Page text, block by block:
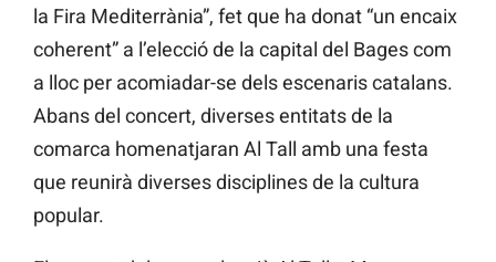
la Fira Mediterrània”, fet que ha donat “un encaix
coherent” a l’elecció de la capital del Bages com
a lloc per acomiadar-se dels escenaris catalans.
Abans del concert, diverses entitats de la
comarca homenatjaran Al Tall amb una festa
que reunirà diverses disciplines de la cultura
popular.